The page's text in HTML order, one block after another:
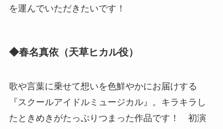
を運んでいただきたいです！
◆春名真依（天草ヒカル役）
歌や言葉に乗せて想いを色鮮やかにお届けする
『スクールアイドルミュージカル』。キラキラし
たときめきがたっぷりつまった作品です！ 初演